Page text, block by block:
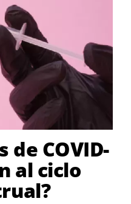
de COVID-
al ciclo